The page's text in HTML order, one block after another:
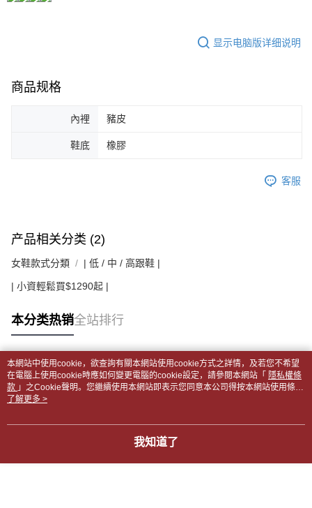
显示电脑版详细说明
商品规格
內裡 豬皮
鞋底 橡膠
客服
产品相关分类 (2)
女鞋款式分類 | 低 / 中 / 高跟鞋 |
| 小資輕鬆買$1290起 |
本分类热销全站排行
热门标签
本網站中使用cookie，欲查詢有關本網站使用cookie方式之詳情，及若您不希望
在電腦上使用cookie時應如何變更電腦的cookie設定，請參閱本網站「 隱私權條
款 」之Cookie聲明。您繼續使用本網站即表示您同意本公司得按本網站使用條款
之Cookie聲明使用cookie。
了解更多 >
我知道了